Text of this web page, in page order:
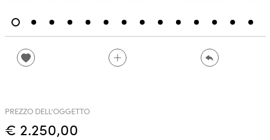
PREZZO DELL'OGGETTO
€ 2.250,00